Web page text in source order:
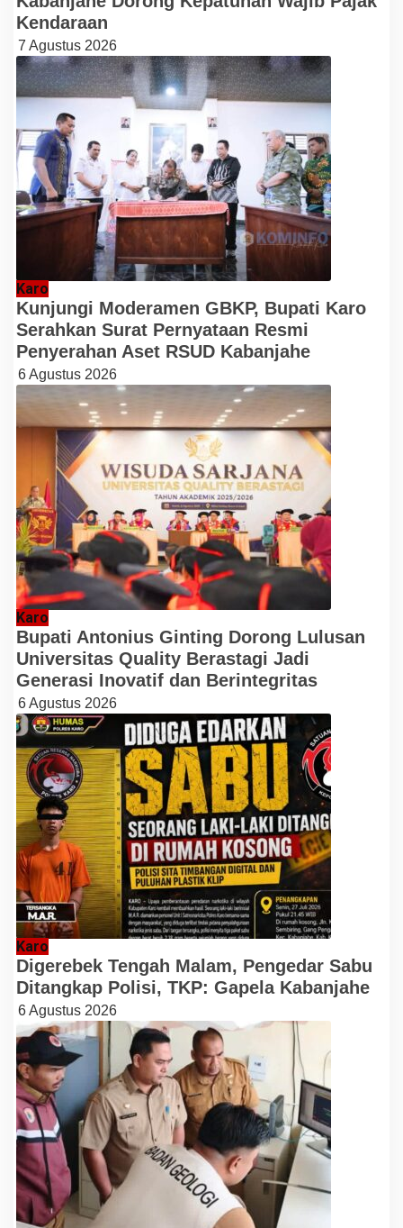
Kendaraan
7 Agustus 2026
Karo
Kunjungi Moderamen GBKP, Bupati Karo
Serahkan Surat Pernyataan Resmi
Penyerahan Aset RSUD Kabanjahe
6 Agustus 2026
Karo
Bupati Antonius Ginting Dorong Lulusan
Universitas Quality Berastagi Jadi
Generasi Inovatif dan Berintegritas
6 Agustus 2026
Karo
Digerebek Tengah Malam, Pengedar Sabu
Ditangkap Polisi, TKP: Gapela Kabanjahe
6 Agustus 2026